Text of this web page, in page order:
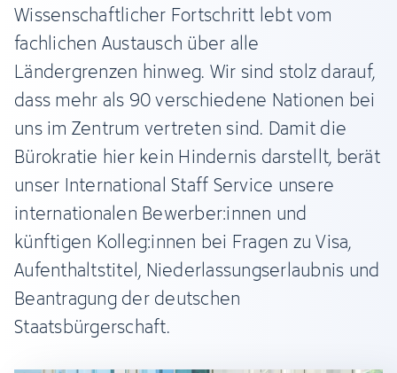
Wissenschaftlicher Fortschritt lebt vom
fachlichen Austausch über alle
Ländergrenzen hinweg. Wir sind stolz darauf,
dass mehr als 90 verschiedene Nationen bei
uns im Zentrum vertreten sind. Damit die
Bürokratie hier kein Hindernis darstellt, berät
unser International Staff Service unsere
internationalen Bewerber:innen und
künftigen Kolleg:innen bei Fragen zu Visa,
Aufenthaltstitel, Niederlassungserlaubnis und
Beantragung der deutschen
Staatsbürgerschaft.